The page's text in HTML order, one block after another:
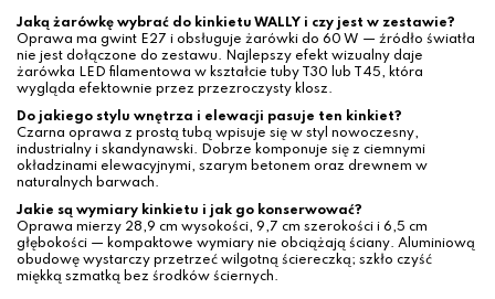
Jaką żarówkę wybrać do kinkietu WALLY i czy jest w zestawie?
Oprawa ma gwint E27 i obsługuje żarówki do 60 W — źródło światła
nie jest dołączone do zestawu. Najlepszy efekt wizualny daje
żarówka LED filamentowa w kształcie tuby T30 lub T45, która
wygląda efektownie przez przezroczysty klosz.
Do jakiego stylu wnętrza i elewacji pasuje ten kinkiet?
Czarna oprawa z prostą tubą wpisuje się w styl nowoczesny,
industrialny i skandynawski. Dobrze komponuje się z ciemnymi
okładzinami elewacyjnymi, szarym betonem oraz drewnem w
naturalnych barwach.
Jakie są wymiary kinkietu i jak go konserwować?
Oprawa mierzy 28,9 cm wysokości, 9,7 cm szerokości i 6,5 cm
głębokości — kompaktowe wymiary nie obciążają ściany. Aluminiową
obudowę wystarczy przetrzeć wilgotną ściereczką; szkło czyść
miękką szmatką bez środków ściernych.